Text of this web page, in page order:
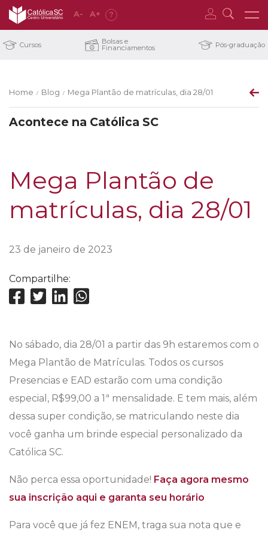
A- A+ ?
Cursos Bolsas e
Financiamentos Pós-graduação
Home / Blog / Mega Plantão de matrículas, dia 28/01
Acontece na Católica SC
Mega Plantão de
matrículas, dia 28/01
23 de janeiro de 2023
Compartilhe:
No sábado, dia 28/01 a partir das 9h estaremos com o
Mega Plantão de Matrículas. Todos os cursos
Presencias e EAD estarão com uma condição
especial, R$99,00 a 1ª mensalidade. E tem mais, além
dessa super condição, se matriculando neste dia
você ganha um brinde especial personalizado da
Católica SC.
Não perca essa oportunidade! Faça agora mesmo
sua inscrição aqui e garanta seu horário
Para você que já fez ENEM, traga sua nota que e